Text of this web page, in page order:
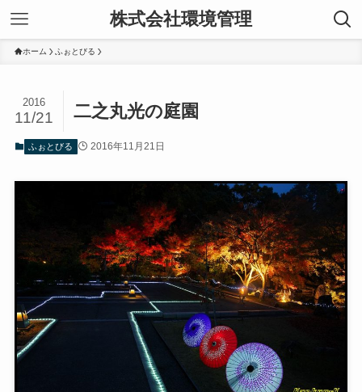
株式会社環境管理
ホーム ふぉとびる
二之丸光の庭園
2016
11/21
ふぉとびる 2016年11月21日